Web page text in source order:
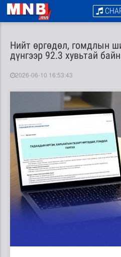
Нийт өргөдөл, гомдлын
дүнгээр 92.3 хувьтай
2026-06-10 16:53:43